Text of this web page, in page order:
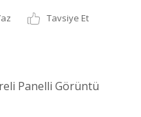
Tavsiye Et
Panelli Görüntü